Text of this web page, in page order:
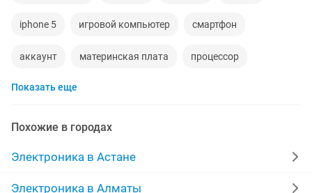
iphone 5 игровой компьютер смартфон
аккаунт материнская плата процессор
playstation
пылесос колонки
ремонт холодильников
Показать еще
Похожие в городах
Электроника в Астане
Электроника в Алматы